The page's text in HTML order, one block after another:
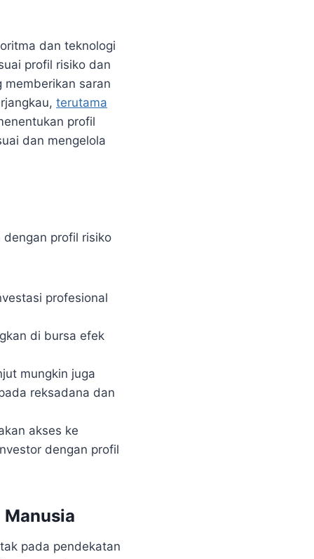
dan teknologi
profil risiko dan
memberikan saran
terutama
profil
dan mengelola
profil risiko
profesional
di bursa efek
mungkin juga
reksadana dan
akses ke
dengan profil
pada pendekatan